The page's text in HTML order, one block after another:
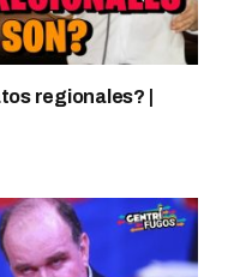
regionales? |